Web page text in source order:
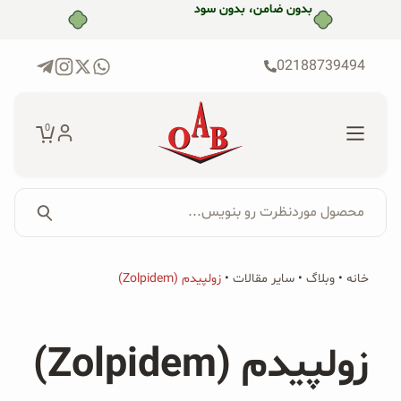
بدون ضامن، بدون سود
02188739494
0
برای:
جستجو...
پکیج‌ها
محصولات ارگانیک
محصول موردنظرت رو بنویس...
خانه • وبلاگ • سایر مقالات • زولپیدم (Zolpidem)
زولپیدم (Zolpidem)